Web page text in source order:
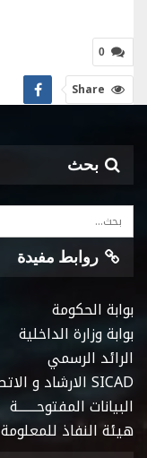
0
Share
بحث
روابط مفيدة
بوابة الحكومة
بوابة وزارة الداخلية
الرائد الرسمي
SICAD الارشاد و الاتصال الاداري
البيانات المفتوحـــــــة
هيئة النفاذ للمعلومة